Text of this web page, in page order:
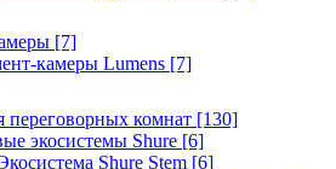
[7]
камеры Lumens [7]
переговорных комнат [130]
экосистемы Shure [6]
Shure Stem [6]